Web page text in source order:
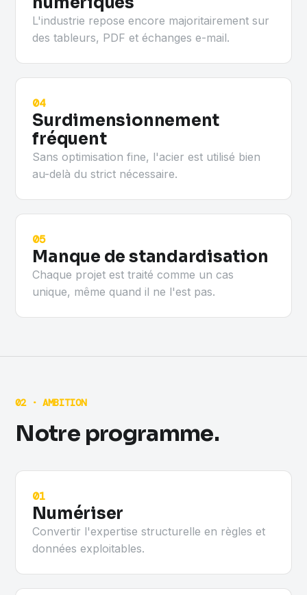
L'industrie repose encore majoritairement sur
des tableurs, PDF et échanges e-mail.
04
Surdimensionnement
fréquent
Sans optimisation fine, l'acier est utilisé bien
au-delà du strict nécessaire.
05
Manque de standardisation
Chaque projet est traité comme un cas
unique, même quand il ne l'est pas.
02 · AMBITION
Notre programme.
01
Numériser
Convertir l'expertise structurelle en règles et
données exploitables.